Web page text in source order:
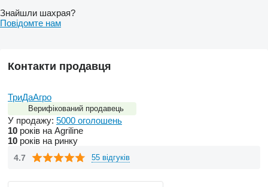
Знайшли шахрая?
Повідомте нам
Контакти продавця
ТриДаАгро
Верифікований продавець
У продажу: 5000 оголошень
10 років на Agriline
10 років на ринку
4.7 55 відгуків